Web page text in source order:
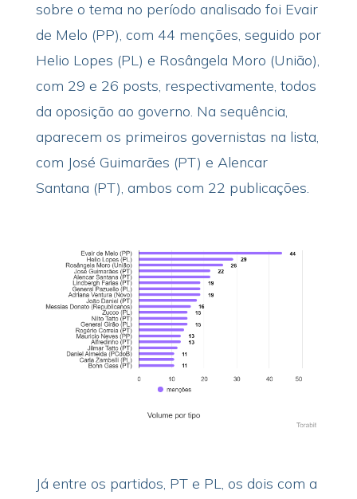
sobre o tema no período analisado foi Evair
de Melo (PP), com 44 menções, seguido por
Helio Lopes (PL) e Rosângela Moro (União),
com 29 e 26 posts, respectivamente, todos
da oposição ao governo. Na sequência,
aparecem os primeiros governistas na lista,
com José Guimarães (PT) e Alencar
Santana (PT), ambos com 22 publicações.
Já entre os partidos, PT e PL, os dois com a